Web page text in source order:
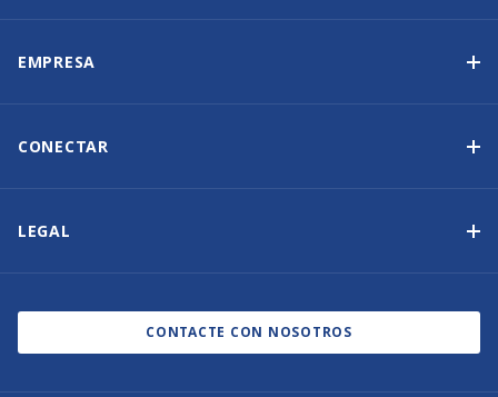
EMPRESA
CONECTAR
LEGAL
CONTACTE CON NOSOTROS